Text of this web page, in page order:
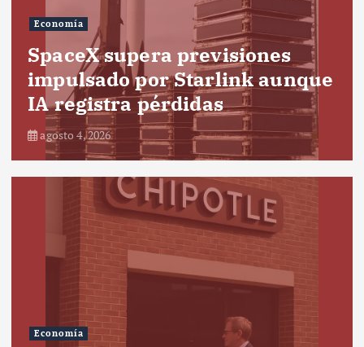
Economía
SpaceX supera previsiones
impulsado por Starlink aunque
IA registra pérdidas
agosto 4, 2026
Economía